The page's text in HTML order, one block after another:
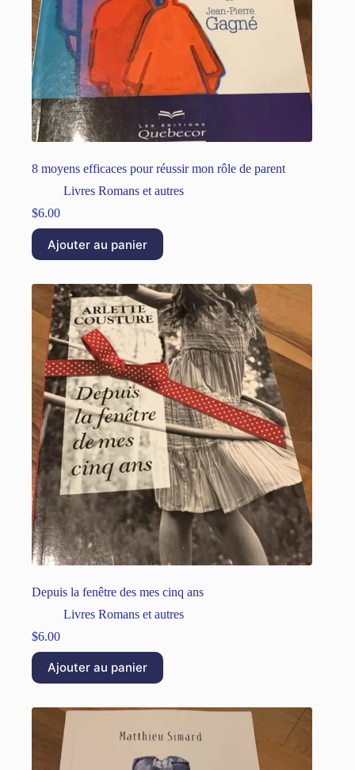
8 moyens efficaces pour réussir mon rôle de parent
Livres Romans et autres
$6.00
Ajouter au panier
Depuis la fenêtre des mes cinq ans
Livres Romans et autres
$6.00
Ajouter au panier